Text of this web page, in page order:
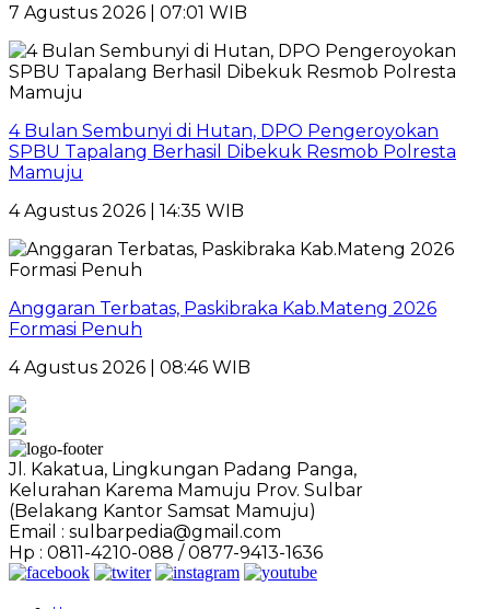
7 Agustus 2026 | 07:01 WIB
4 Bulan Sembunyi di Hutan, DPO Pengeroyokan
SPBU Tapalang Berhasil Dibekuk Resmob Polresta
Mamuju
4 Agustus 2026 | 14:35 WIB
Anggaran Terbatas, Paskibraka Kab.Mateng 2026
Formasi Penuh
4 Agustus 2026 | 08:46 WIB
Jl. Kakatua, Lingkungan Padang Panga,
Kelurahan Karema Mamuju Prov. Sulbar
(Belakang Kantor Samsat Mamuju)
Email : sulbarpedia@gmail.com
Hp : 0811-4210-088 / 0877-9413-1636